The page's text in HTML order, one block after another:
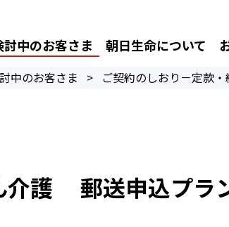
討中のお客さま 朝日生命について
中のお客さま > ご契約のしおり－定款
介護 郵送申込プラ